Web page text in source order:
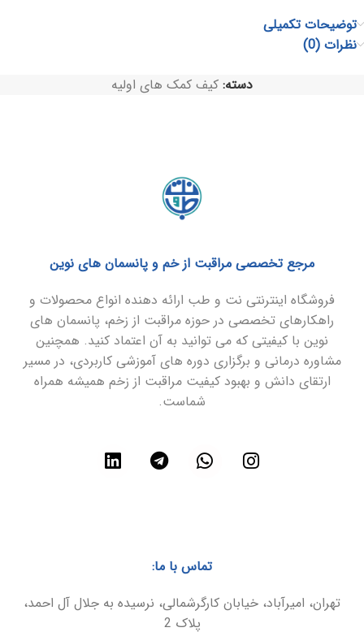
توضیحات تکمیلی
نظرات (0)
دسته: کیف کمک های اولیه
مرجع تخصصی مراقبت از خم و پانسمان های نوین
فروشگاه اینترنتی نت و طب ارائه دهنده انواع محصولات و
راهکارهای تخصصی در حوزه مراقبت از زخم، پانسمان های
نوین با کیفیتی که می توانید به آن اعتماد کنید. همچنین
مشاوره درمانی و برگزاری دوره های آموزشی کاربردی، در مسیر
ارتقای دانش و بهبود کیفیت مراقبت از زخم همیشه همراه
شماست.
تماس با ما:
تهران، امیرآباد، خیابان کارگرشمالی، نرسیده به جلال آل احمد،
پلاک 2